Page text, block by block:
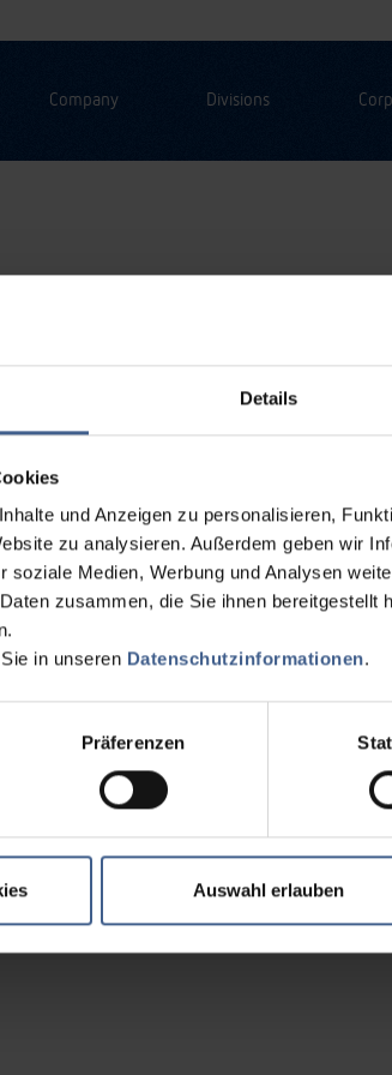
Details
und Anzeigen zu personalisieren,
zu analysieren. Außerdem geben wir
soziale Medien, Werbung und Analysen
zusammen, die Sie ihnen bereitgestellt
in unseren Datenschutzinformationen.
Präferenzen
Auswahl erlauben
Company Divisions